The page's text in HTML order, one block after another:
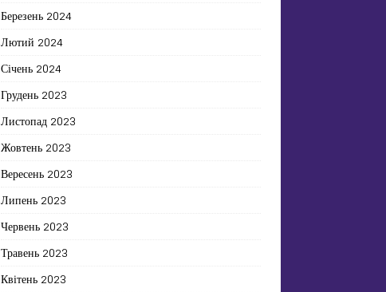
Березень 2024
Лютий 2024
Січень 2024
Грудень 2023
Листопад 2023
Жовтень 2023
Вересень 2023
Липень 2023
Червень 2023
Травень 2023
Квітень 2023